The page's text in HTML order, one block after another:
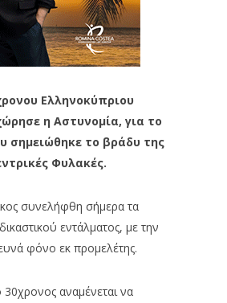
Ελληνοκύπριου
η Αστυνομία, για το
σημειώθηκε το βράδυ της
Φυλακές.
συνελήφθη σήμερα τα
εντάλματος, με την
φόνο εκ προμελέτης.
30χρονος αναμένεται να